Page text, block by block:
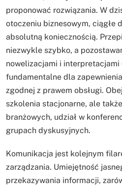
proponować rozwiązania. W
otoczeniu biznesowym, ciągłe
absolutną koniecznością.
niezwykle szybko, a
nowelizacjami i
fundamentalne dla
zgodnej z prawem obsługi.
szkolenia stacjonarne, ale
branżowych, udział w
grupach dyskusyjnych.
Komunikacja jest kolejnym
zarządzania. Umiejętność
przekazywania informacji,